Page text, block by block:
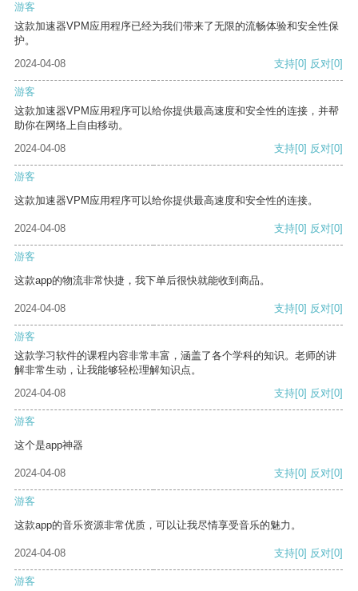
游客
这款加速器VPM应用程序已经为我们带来了无限的流畅体验和安全性保
护。
2024-04-08
支持[0] 反对[0]
游客
这款加速器VPM应用程序可以给你提供最高速度和安全性的连接，并帮
助你在网络上自由移动。
2024-04-08
支持[0] 反对[0]
游客
这款加速器VPM应用程序可以给你提供最高速度和安全性的连接。
2024-04-08 支持[0] 反对[0]
游客
这款app的物流非常快捷，我下单后很快就能收到商品。
2024-04-08 支持[0] 反对[0]
游客
这款学习软件的课程内容非常丰富，涵盖了各个学科的知识。老师的讲
解非常生动，让我能够轻松理解知识点。
2024-04-08
支持[0] 反对[0]
游客
这个是app神器
2024-04-08 支持[0] 反对[0]
游客
这款app的音乐资源非常优质，可以让我尽情享受音乐的魅力。
2024-04-08 支持[0] 反对[0]
游客